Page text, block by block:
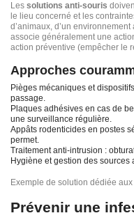
Les solutions anti-souris
le lieu concerné et les
d’animaux, d’un
associe généralement une
action préventive (empêcher le
Approches
Pièges mécaniques et
passage.
Plaques adhésives en cas de
une surveillance régulière.
Appâts rodenticides en postes
permet.
Traitement anti-intrusion :
Hygiène et gestion des sources
Exemple de solution dédiée
Prévenir une